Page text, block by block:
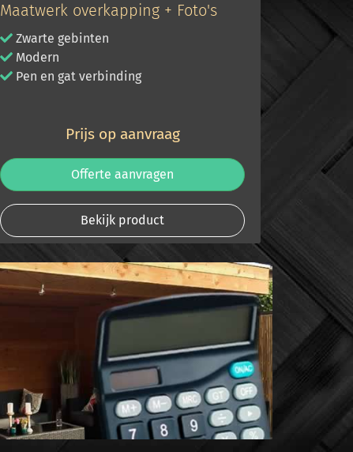
Maatwerk overkapping + Foto's
Zwarte gebinten
Modern
Pen en gat verbinding
Prijs op aanvraag
Offerte aanvragen
Bekijk product